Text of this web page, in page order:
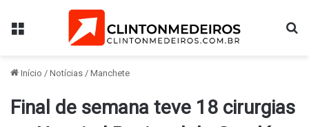
Menu
Início / Notícias / Manchete
Final de semana teve 18 cirurgias